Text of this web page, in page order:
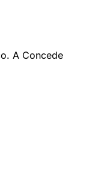
A Concede